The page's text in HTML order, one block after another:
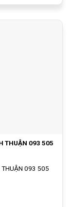
THUẬN 093 505
THUẬN 093 505